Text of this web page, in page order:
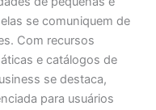
se comuniquem de
Com recursos
e catálogos de
se destaca,
para usuários